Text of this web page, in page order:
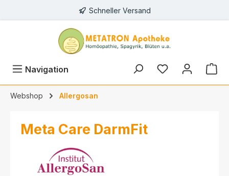
Schneller Versand
Navigation
Webshop Allergosan
Meta Care DarmFit